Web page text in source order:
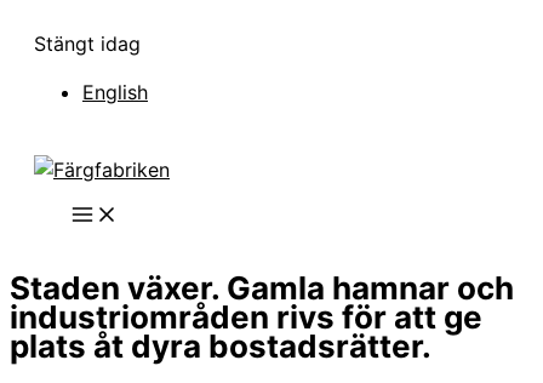
Stängt idag
English
Staden växer. Gamla hamnar och
industriområden rivs för att ge
plats åt dyra bostadsrätter.